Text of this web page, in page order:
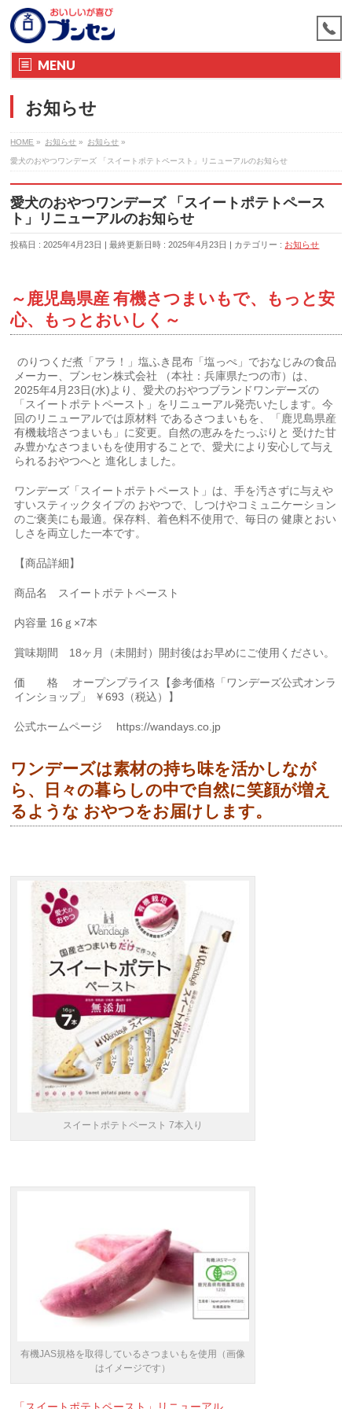
MENU
お知らせ
HOME » お知らせ » お知らせ »
愛犬のおやつワンデーズ 「スイートポテトペースト」リニューアルのお知らせ
愛犬のおやつワンデーズ 「スイートポテトペース
ト」リニューアルのお知らせ
投稿日 : 2025年4月23日 最終更新日時 : 2025年4月23日 カテゴリー : お知らせ
～鹿児島県産 有機さつまいもで、もっと安
心、もっとおいしく～
のりつくだ煮「アラ！」塩ふき昆布「塩っぺ」でおなじみの食品
メーカー、ブンセン株式会社 （本社：兵庫県たつの市）は、
2025年4月23日(水)より、愛犬のおやつブランドワンデーズの
「スイートポテトペースト」をリニューアル発売いたします。今
回のリニューアルでは原材料 であるさつまいもを、「鹿児島県産
有機栽培さつまいも」に変更。自然の恵みをたっぷりと 受けた甘
み豊かなさつまいもを使用することで、愛犬により安心して与え
られるおやつへと 進化しました。
ワンデーズ「スイートポテトペースト」は、手を汚さずに与えや
すいスティックタイプの おやつで、しつけやコミュニケーション
のご褒美にも最適。保存料、着色料不使用で、毎日の 健康とおい
しさを両立した一本です。
【商品詳細】
商品名 スイートポテトペースト
内容量 16ｇ×7本
賞味期間 18ヶ月（未開封）開封後はお早めにご使用ください。
価 格 オープンプライス【参考価格「ワンデーズ公式オンラ
インショップ」 ￥693（税込）】
公式ホームページ https://wandays.co.jp
ワンデーズは素材の持ち味を活かしなが
ら、日々の暮らしの中で自然に笑顔が増え
るような おやつをお届けします。
スイートポテトペースト 7本入り
有機JAS規格を取得しているさつまいもを使用（画像
はイメージです）